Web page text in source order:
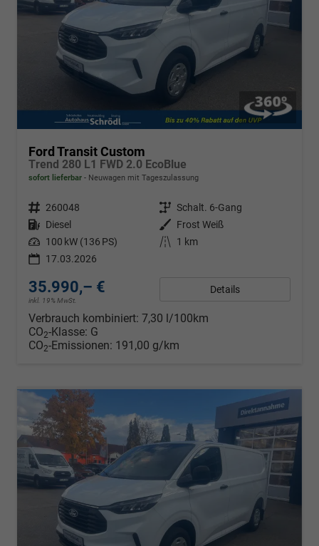
Ford Transit Custom
Trend 280 L1 FWD 2.0 EcoBlue
sofort lieferbar Neuwagen mit Tageszulassung
Fahrzeugnr. 260048 Getriebe Schalt. 6-Gang
Kraftstoff Diesel Außenfarbe Frost Weiß
Leistung 100 kW (136 PS) Kilometerstand
1 km
17.03.2026
35.990,– €
inkl. 19% MwSt.
Details
Verbrauch kombiniert: 7,30 l/100km
CO2-Klasse: G
CO2-Emissionen: 191,00 g/km